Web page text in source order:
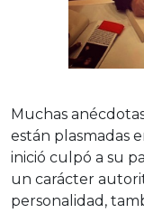
Muchas
están plasmadas
inició culpó a su
un carácter
personalidad,